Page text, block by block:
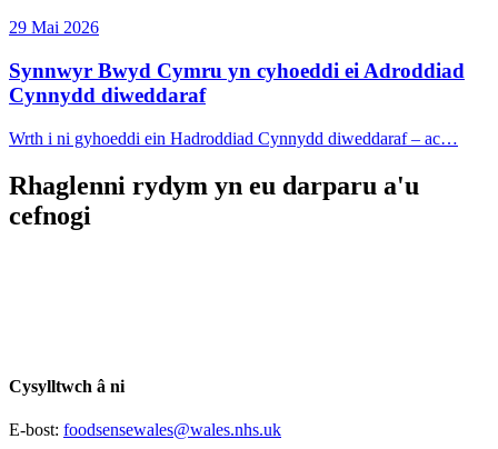
29 Mai 2026
Synnwyr Bwyd Cymru yn cyhoeddi ei Adroddiad
Cynnydd diweddaraf
Wrth i ni gyhoeddi ein Hadroddiad Cynnydd diweddaraf – ac…
Rhaglenni rydym yn eu darparu a'u
cefnogi
Cysylltwch â ni
E-bost: foodsensewales@wales.nhs.uk